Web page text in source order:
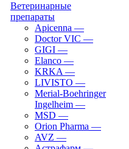
Ветеринарные
препараты
Apicenna —
Doctor VIC —
GIGI —
Elanco —
KRKA —
LIVISTO —
Merial-Boehringer
Ingelheim —
MSD —
Orion Pharma —
AVZ —